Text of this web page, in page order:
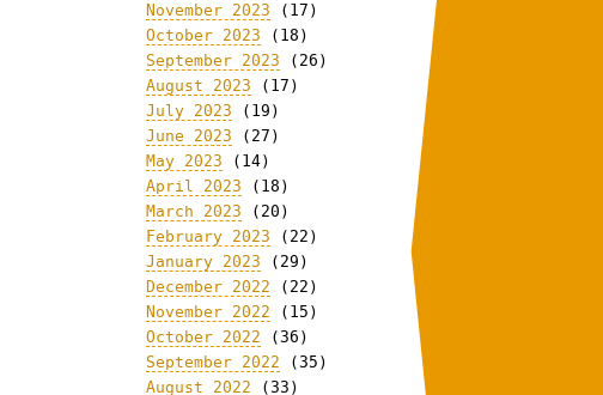
November 2023 (17)
October 2023 (18)
September 2023 (26)
August 2023 (17)
July 2023 (19)
June 2023 (27)
May 2023 (14)
April 2023 (18)
March 2023 (20)
February 2023 (22)
January 2023 (29)
December 2022 (22)
November 2022 (15)
October 2022 (36)
September 2022 (35)
August 2022 (33)